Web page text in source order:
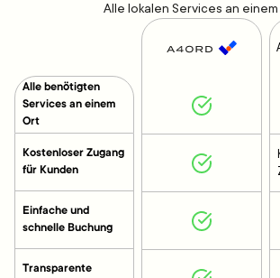
Alle lokalen Services an
Alle benötigten
Services an einem
Ort
Kostenloser Zugang
für Kunden
Einfache und
schnelle Buchung
Transparente